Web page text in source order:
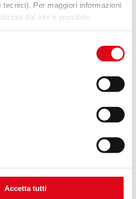
tecnici). Per maggiori informazioni
dal sito è possibile
tue scelte sui cookie” presente
Accetta tutti